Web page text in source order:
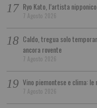
Ryo Kato, l’artista
7 Agosto 2026
Caldo, tregua solo
ancora rovente
7 Agosto 2026
Vino piemontese e clima:
7 Agosto 2026